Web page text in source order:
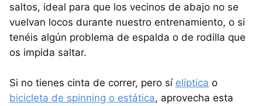
saltos, ideal para que los vecinos de abajo no se
vuelvan locos durante nuestro entrenamiento, o si
tenéis algún problema de espalda o de rodilla que
os impida saltar.
Si no tienes cinta de correr, pero sí elíptica o
bicicleta de spinning o estática, aprovecha esta